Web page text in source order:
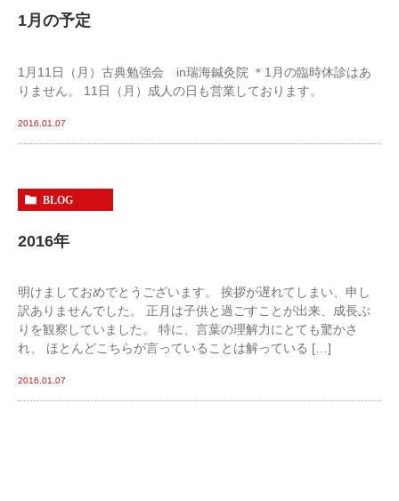
1月の予定
1月11日（月）古典勉強会 in瑞海鍼灸院 ＊1月の臨時休診はあ
りません。 11日（月）成人の日も営業しております。
2016.01.07
BLOG
2016年
明けましておめでとうございます。 挨拶が遅れてしまい、申し
訳ありませんでした。 正月は子供と過ごすことが出来、成長ぶ
りを観察していました。 特に、言葉の理解力にとても驚かさ
れ、 ほとんどこちらが言っていることは解っている […]
2016.01.07